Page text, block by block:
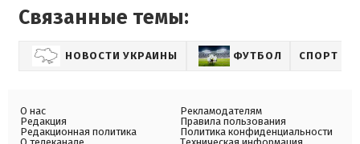
Связанные темы:
НОВОСТИ УКРАИНЫ ФУТБОЛ СПОРТ
О нас
Редакция
Редакционная политика
Рекламодателям
Правила пользования
Политика конфиденциальности